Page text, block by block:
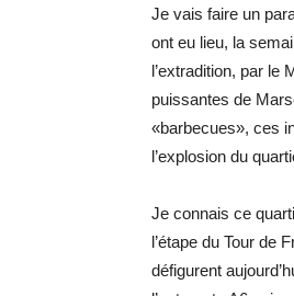
Je vais faire un
ont eu lieu, la
l’extradition, par le
puissantes de
«barbecues», ces
l’explosion du
Je connais ce
l’étape du Tour de
défigurent